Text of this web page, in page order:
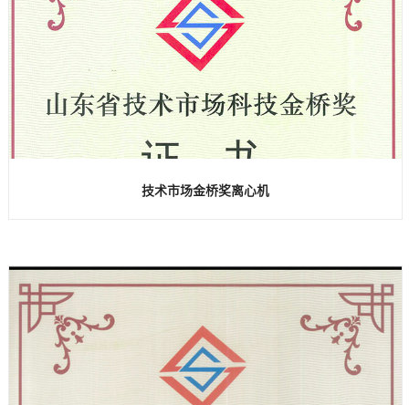
技术市场金桥奖离心机